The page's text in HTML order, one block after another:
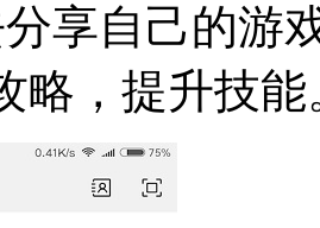
享自己的游
略，提升技能